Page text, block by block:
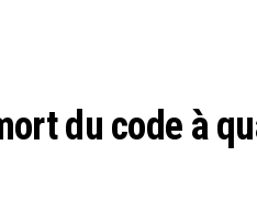
du code à